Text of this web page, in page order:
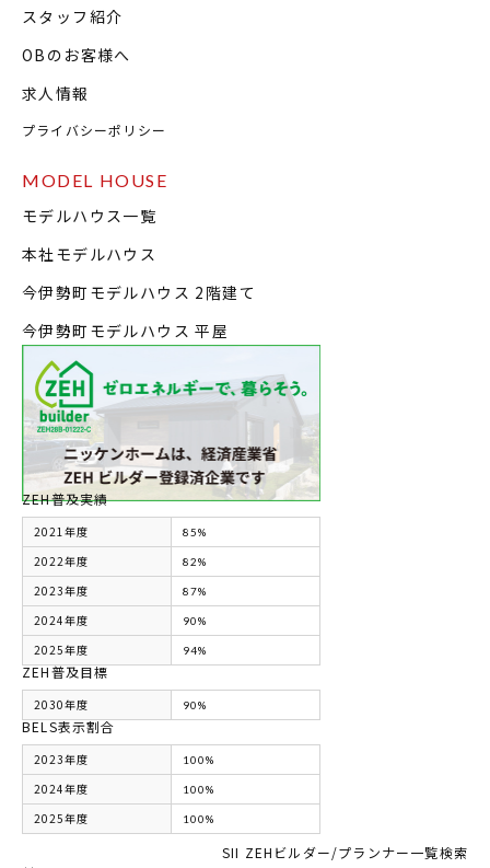
スタッフ紹介
OBのお客様へ
求人情報
プライバシーポリシー
MODEL HOUSE
モデルハウス一覧
本社モデルハウス
今伊勢町モデルハウス 2階建て
今伊勢町モデルハウス 平屋
ZEH普及実績
2021年度 85%
2022年度 82%
2023年度 87%
2024年度 90%
2025年度 94%
ZEH普及目標
2030年度 90%
BELS表示割合
2023年度 100%
2024年度 100%
2025年度 100%
SII ZEHビルダー/プランナー一覧検索